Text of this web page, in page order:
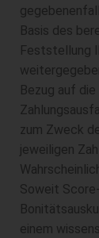
Basis des
Feststellung
Bezug auf
zum Zweck
jeweiligen
Soweit
einem